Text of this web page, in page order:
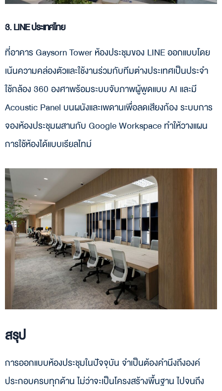
3. LINE ประเทศไทย
ที่อาคาร Gaysorn Tower ห้องประชุมของ LINE ออกแบบโดย
เน้นความคล่องตัวและใช้งานร่วมกับทีมต่างประเทศเป็นประจำ
ใช้กล้อง 360 องศาพร้อมระบบจับภาพผู้พูดแบบ AI และมี
Acoustic Panel บนผนังและเพดานเพื่อลดเสียงก้อง ระบบการ
จองห้องประชุมผสานกับ Google Workspace ทำให้วางแผน
การใช้ห้องได้แบบเรียลไทม์
สรุป
การออกแบบห้องประชุมในปัจจุบัน จำเป็นต้องคำนึงถึงองค์
ประกอบครบทุกด้าน ไม่ว่าจะเป็นโครงสร้างพื้นฐาน ไปจนถึง